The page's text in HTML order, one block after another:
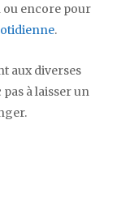
ou encore pour
.
aux diverses
à laisser un